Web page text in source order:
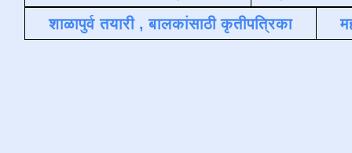
शाळापुर्व तयारी , बालकांसाठी कृतीपत्रिका